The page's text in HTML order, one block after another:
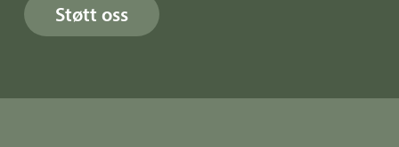
Støtt oss